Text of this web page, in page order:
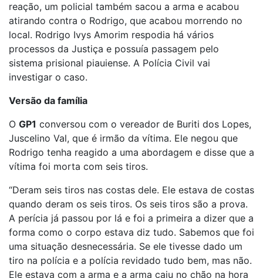
reação, um policial também sacou a arma e acabou
atirando contra o Rodrigo, que acabou morrendo no
local. Rodrigo Ivys Amorim respodia há vários
processos da Justiça e possuía passagem pelo
sistema prisional piauiense. A Polícia Civil vai
investigar o caso.
Versão da família
O GP1 conversou com o vereador de Buriti dos Lopes,
Juscelino Val, que é irmão da vítima. Ele negou que
Rodrigo tenha reagido a uma abordagem e disse que a
vítima foi morta com seis tiros.
“Deram seis tiros nas costas dele. Ele estava de costas
quando deram os seis tiros. Os seis tiros são a prova.
A perícia já passou por lá e foi a primeira a dizer que a
forma como o corpo estava diz tudo. Sabemos que foi
uma situação desnecessária. Se ele tivesse dado um
tiro na polícia e a polícia revidado tudo bem, mas não.
Ele estava com a arma e a arma caiu no chão na hora